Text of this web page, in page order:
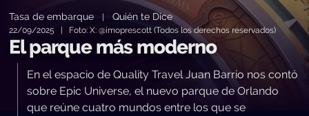
Tasa de embarque |Quién te Dice
22/09/2025 | Foto: X: @imoprescott (Todos los derechos reservados)
El parque más moderno
En el espacio de Quality Travel Juan Barrio nos contó
sobre Epic Universe, el nuevo parque de Orlando
que reúne cuatro mundos entre los que se